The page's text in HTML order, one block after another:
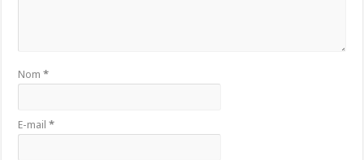
Nom*
E-mail*